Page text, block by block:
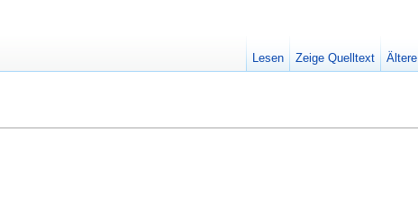
Lesen Zeige Quelltext